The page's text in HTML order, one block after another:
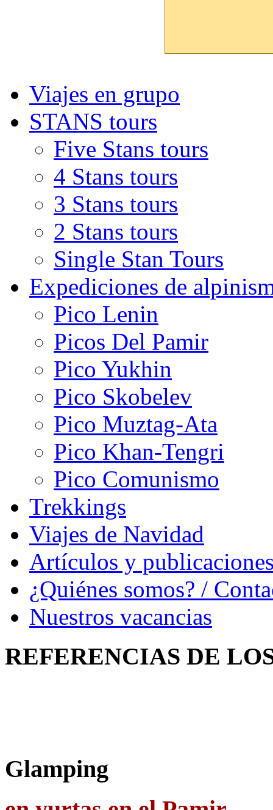
Viajes en grupo
STANS tours
Five Stans tours
4 Stans tours
3 Stans tours
2 Stans tours
Single Stan Tours
Expediciones de
Pico Lenin
Picos Del Pamir
Pico Yukhin
Pico Skobelev
Pico Muztag-Ata
Pico Khan-Tengri
Pico Comunismo
Trekkings
Viajes de Navidad
Artículos y
¿Quiénes somos? /
Nuestros vacancias
REFERENCIAS DE
Glamping